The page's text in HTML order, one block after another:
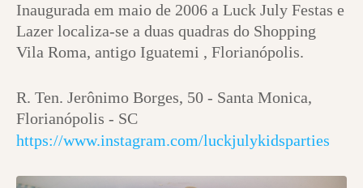
Inaugurada em maio de 2006 a Luck July Festas e
Lazer localiza-se a duas quadras do Shopping
Vila Roma, antigo Iguatemi , Florianópolis.
R. Ten. Jerônimo Borges, 50 - Santa Monica,
Florianópolis - SC
https://www.instagram.com/luckjulykidsparties